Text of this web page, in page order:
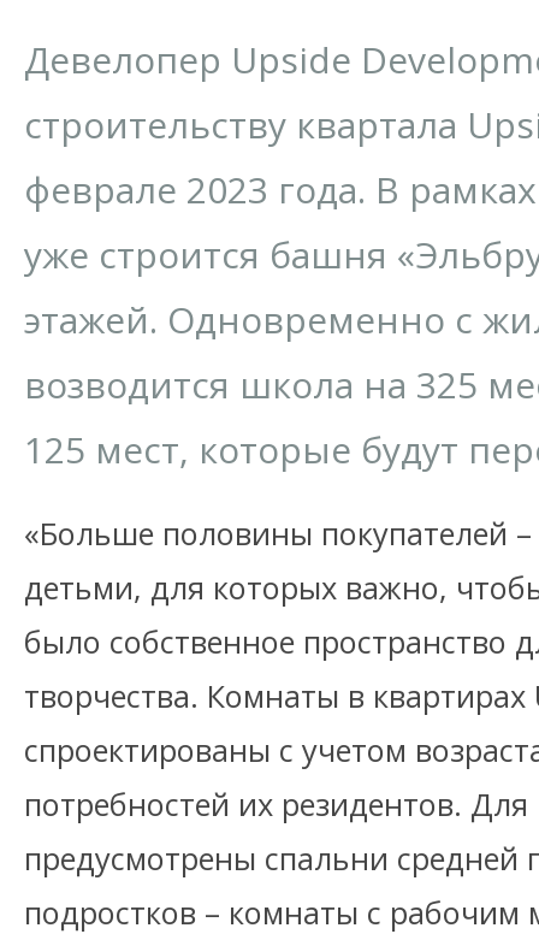
Девелопер Upside
строительству квартала
феврале 2023 года. В
уже строится башня
этажей. Одновременно с
возводится школа на 325
125 мест, которые будут
«Больше половины покупателей
детьми, для которых важно,
было собственное пространство
творчества. Комнаты в квартирах
спроектированы с учетом
потребностей их резидентов.
предусмотрены спальни
подростков – комнаты с рабочим